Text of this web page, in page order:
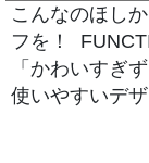
こんなのほし
フを！
「かわいすぎ
使いやすいデ